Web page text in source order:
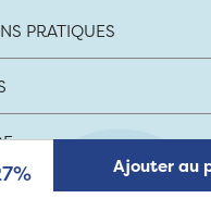
Ajouter au
PRATIQUES
- création UX/UI :